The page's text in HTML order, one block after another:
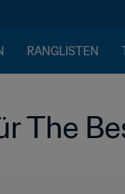
RANGLISTEN
The